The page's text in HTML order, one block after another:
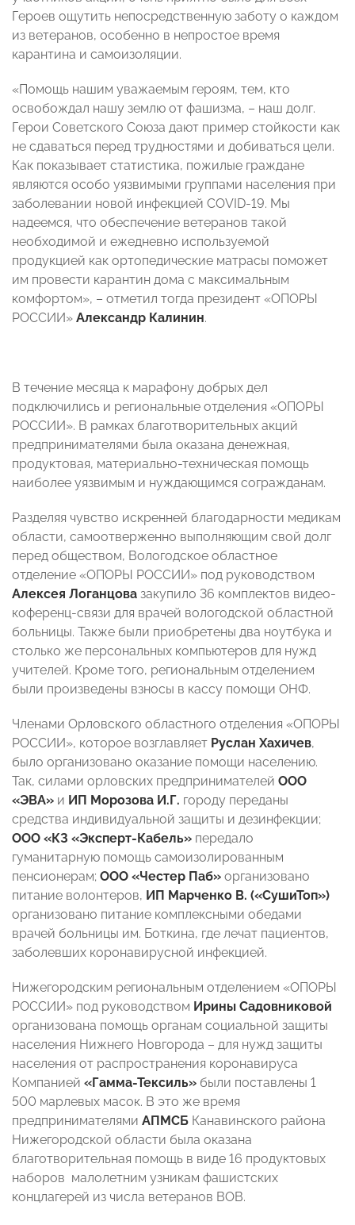
Героев ощутить непосредственную заботу о каждом
из ветеранов, особенно в непростое время
карантина и самоизоляции.
«Помощь нашим уважаемым героям, тем, кто
освобождал нашу землю от фашизма, – наш долг.
Герои Советского Союза дают пример стойкости как
не сдаваться перед трудностями и добиваться цели.
Как показывает статистика, пожилые граждане
являются особо уязвимыми группами населения при
заболевании новой инфекцией COVID-19. Мы
надеемся, что обеспечение ветеранов такой
необходимой и ежедневно используемой
продукцией как ортопедические матрасы поможет
им провести карантин дома с максимальным
комфортом», – отметил тогда президент «ОПОРЫ
РОССИИ» Александр Калинин.
В течение месяца к марафону добрых дел
подключились и региональные отделения «ОПОРЫ
РОССИИ». В рамках благотворительных акций
предпринимателями была оказана денежная,
продуктовая, материально-техническая помощь
наиболее уязвимым и нуждающимся согражданам.
Разделяя чувство искренней благодарности медикам
области, самоотверженно выполняющим свой долг
перед обществом, Вологодское областное
отделение «ОПОРЫ РОССИИ» под руководством
Алексея Логанцова закупило 36 комплектов видео-
коференц-связи для врачей вологодской областной
больницы. Также были приобретены два ноутбука и
столько же персональных компьютеров для нужд
учителей. Кроме того, региональным отделением
были произведены взносы в кассу помощи ОНФ.
Членами Орловского областного отделения «ОПОРЫ
РОССИИ», которое возглавляет Руслан Хахичев,
было организовано оказание помощи населению.
Так, силами орловских предпринимателей ООО
«ЭВА» и ИП Морозова И.Г. городу переданы
средства индивидуальной защиты и дезинфекции;
ООО «КЗ «Эксперт-Кабель» передало
гуманитарную помощь самоизолированным
пенсионерам; ООО «Честер Паб» организовано
питание волонтеров, ИП Марченко В. («СушиТоп»)
организовано питание комплексными обедами
врачей больницы им. Боткина, где лечат пациентов,
заболевших коронавирусной инфекцией.
Нижегородским региональным отделением «ОПОРЫ
РОССИИ» под руководством Ирины Садовниковой
организована помощь органам социальной защиты
населения Нижнего Новгорода – для нужд защиты
населения от распространения коронавируса
Компанией «Гамма-Тексиль» были поставлены 1
500 марлевых масок. В это же время
предпринимателями АПМСБ Канавинского района
Нижегородской области была оказана
благотворительная помощь в виде 16 продуктовых
наборов малолетним узникам фашистских
концлагерей из числа ветеранов ВОВ.